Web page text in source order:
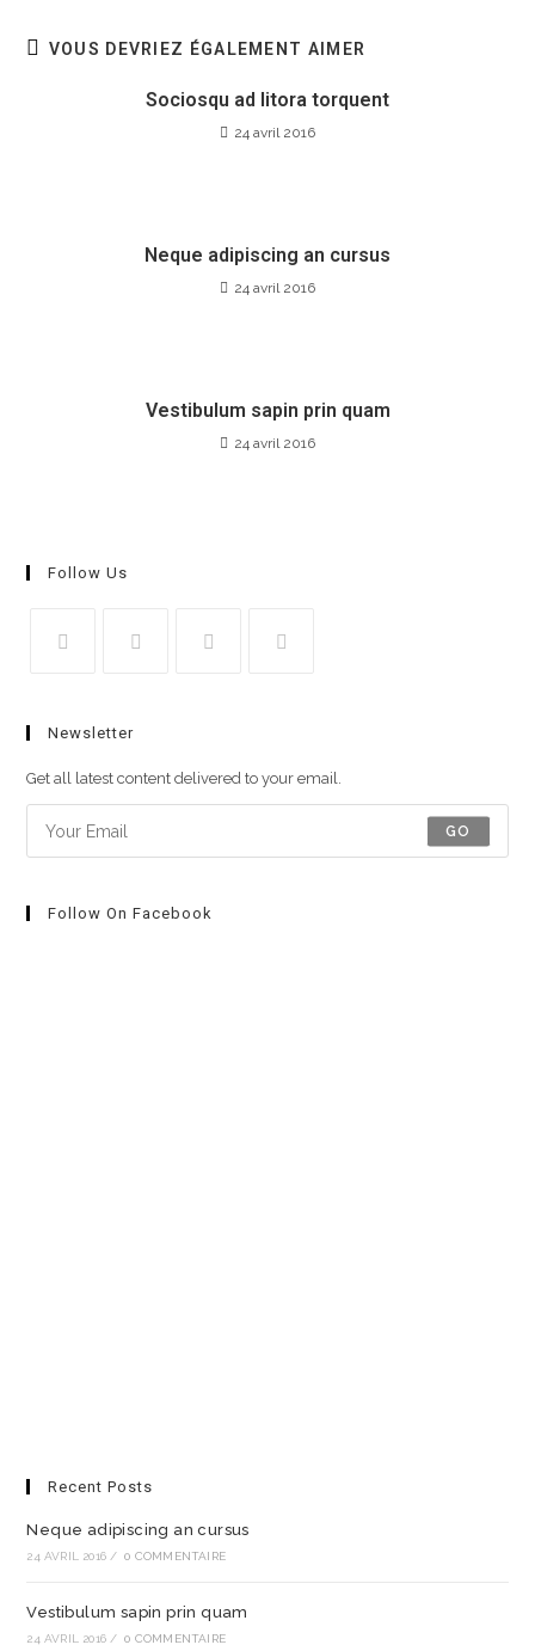
VOUS DEVRIEZ ÉGALEMENT AIMER
Sociosqu ad litora torquent
24 avril 2016
Neque adipiscing an cursus
24 avril 2016
Vestibulum sapin prin quam
24 avril 2016
Follow Us
Newsletter
Get all latest content delivered to your email.
GO
Follow On Facebook
Recent Posts
Neque adipiscing an cursus
24 AVRIL 2016 / 0 COMMENTAIRE
Vestibulum sapin prin quam
24 AVRIL 2016 / 0 COMMENTAIRE